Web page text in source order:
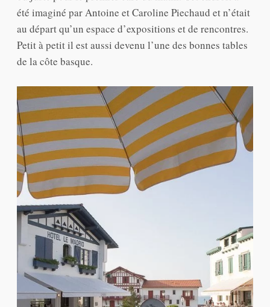
été imaginé par Antoine et Caroline Piechaud et n’était
au départ qu’un espace d’expositions et de rencontres.
Petit à petit il est aussi devenu l’une des bonnes tables
de la côte basque.